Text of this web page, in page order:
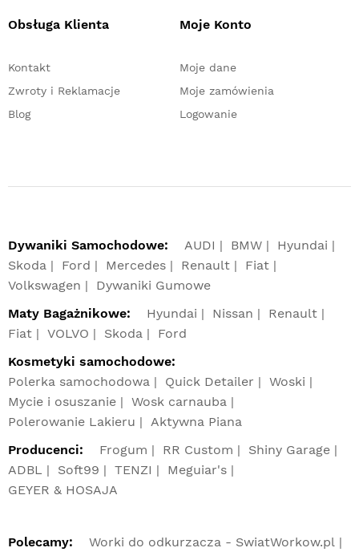
Obsługa Klienta
Kontakt
Zwroty i Reklamacje
Blog
Moje Konto
Moje dane
Moje zamówienia
Logowanie
Dywaniki Samochodowe: AUDI BMW
Hyundai
Skoda
Ford Mercedes Renault
Fiat
Volkswagen
Dywaniki Gumowe
Maty Bagażnikowe:
Hyundai Nissan
Renault
Fiat
VOLVO Skoda
Ford
Kosmetyki samochodowe:
Polerka samochodowa
Quick Detailer
Woski
Mycie i osuszanie
Wosk carnauba
Polerowanie Lakieru
Aktywna Piana
Producenci:
Frogum RR Custom
Shiny Garage
ADBL
Soft99 TENZI
Meguiar's
GEYER & HOSAJA
Polecamy:
Worki do odkurzacza - SwiatWorkow.pl